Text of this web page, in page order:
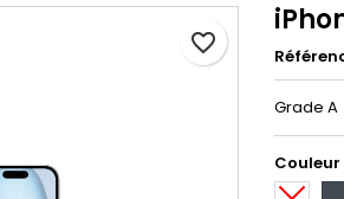
favorite_border
Grade A
Couleur
Blanc